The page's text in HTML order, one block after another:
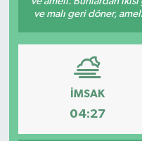
ve malı geri döner,
İMSAK
04:27